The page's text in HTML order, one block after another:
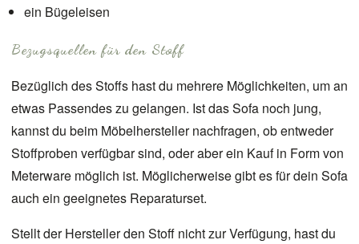
ein Bügeleisen
Bezugsquellen für den Stoff
Bezüglich des Stoffs hast du mehrere Möglichkeiten, um an
etwas Passendes zu gelangen. Ist das Sofa noch jung,
kannst du beim Möbelhersteller nachfragen, ob entweder
Stoffproben verfügbar sind, oder aber ein Kauf in Form von
Meterware möglich ist. Möglicherweise gibt es für dein Sofa
auch ein geeignetes Reparaturset.
Stellt der Hersteller den Stoff nicht zur Verfügung, hast du